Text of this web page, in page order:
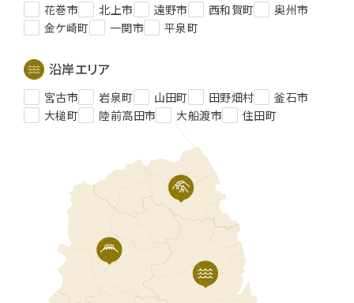
花巻市 北上市 遠野市 西和賀町
奥州市
金ケ崎町
一関市 平泉町
沿岸エリア
宮古市 岩泉町 山田町 田野畑村
釜石市
大槌町
陸前高田市 大船渡市 住田町